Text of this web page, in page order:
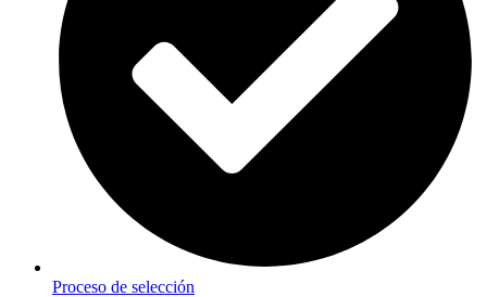
Proceso de selección